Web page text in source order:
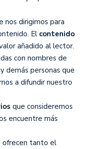
nos dirigimos para
El contenido
añadido al lector.
con nombres de
demás personas que
a difundir nuestro
que consideremos
encuentre más
ofrecen tanto el